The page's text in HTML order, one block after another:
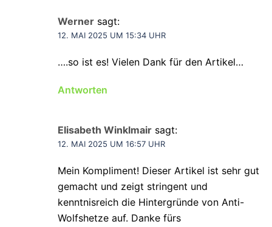
Werner sagt:
12. MAI 2025 UM 15:34 UHR
….so ist es! Vielen Dank für den Artikel…
Antworten
Elisabeth Winklmair sagt:
12. MAI 2025 UM 16:57 UHR
Mein Kompliment! Dieser Artikel ist sehr gut
gemacht und zeigt stringent und
kenntnisreich die Hintergründe von Anti-
Wolfshetze auf. Danke fürs